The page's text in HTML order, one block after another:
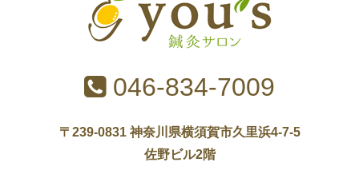
046-834-7009
〒239-0831 神奈川県横須賀市久里浜4-7-5
佐野ビル2階